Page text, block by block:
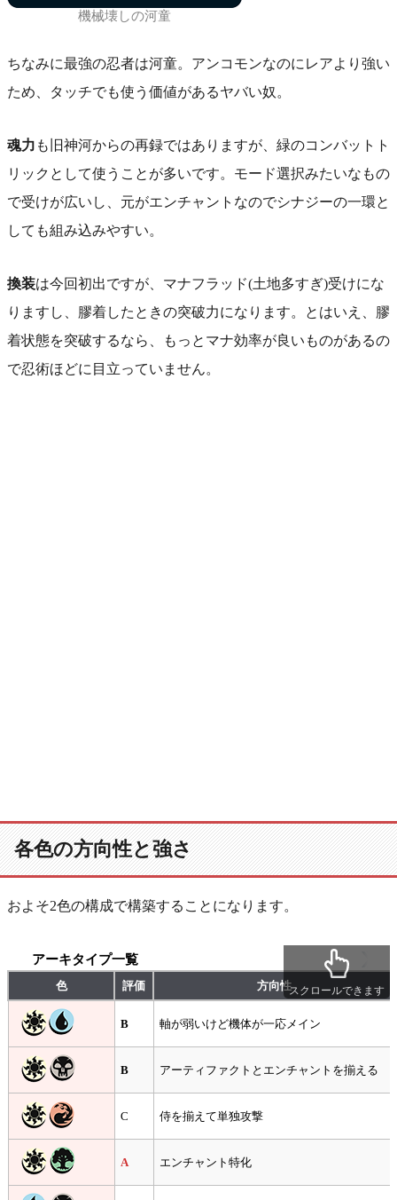
機械壊しの河童
ちなみに最強の忍者は河童。アンコモンなのにレアより強い
ため、タッチでも使う価値があるヤバい奴。
魂力 も旧神河からの再録ではありますが、緑のコンバットト
リックとして使うことが多いです。モード選択みたいなもの
で受けが広いし、元がエンチャントなのでシナジーの一環と
しても組み込みやすい。
換装は今回初出ですが、マナフラッド(土地多すぎ)受けにな
りますし、膠着したときの突破力になります。とはいえ、膠
着状態を突破するなら、もっとマナ効率が良いものがあるの
で忍術ほどに目立っていません。
各色の方向性と強さ
およそ2色の構成で構築することになります。
色 評価 方向性
B 軸が弱いけど機体が一応メイン
B アーティファクトとエンチャントを揃える
C 侍を揃えて単独攻撃
A エンチャント特化
アーキタイプ一覧